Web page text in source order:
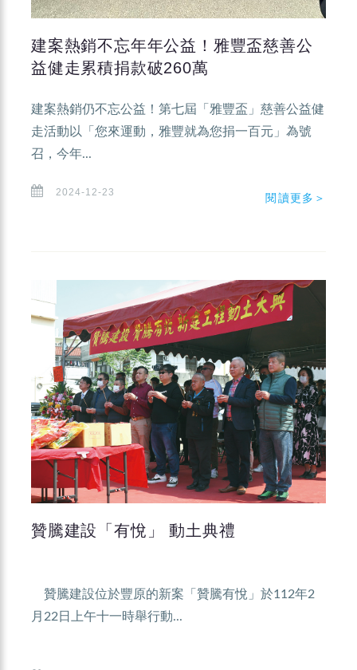
建案熱銷不忘年年公益！雅豐盃慈善公
益健走累積捐款破260萬
建案熱銷仍不忘公益！第七屆「雅豐盃」慈善公益健
走活動以「您來運動，雅豐就為您捐一百元」為號
召，今年...
2024-12-23 閱讀更多＞
贊騰建設「有悅」 動土典禮
贊騰建設位於豐原的新案「贊騰有悅」於112年2
月22日上午十一時舉行動...